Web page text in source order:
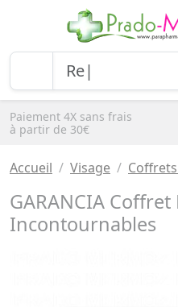
Paiement 4X sans frais
à partir de 30€
Accueil Visage
GARANCIA Coffret
Incontournables